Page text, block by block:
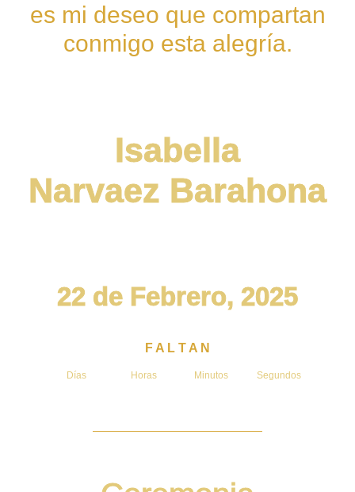
es mi deseo que compartan
conmigo esta alegría.
Isabella
Narvaez Barahona
22 de Febrero, 2025
F A L T A N
Días Horas Minutos Segundos